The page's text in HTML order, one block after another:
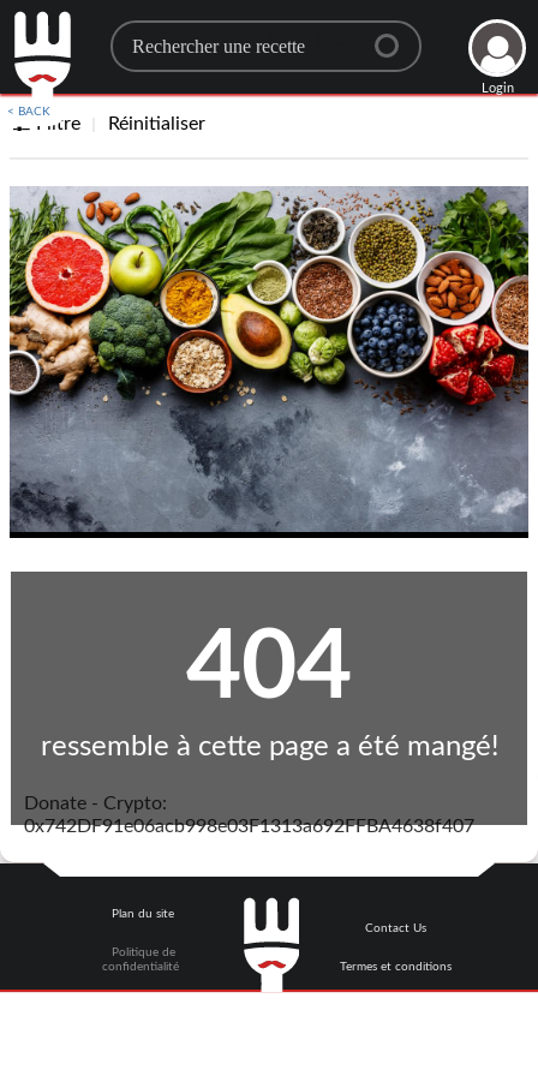
Search for a recipe
Login
Filtre Réinitialiser
< BACK
404
ressemble à cette page a été mangé!
Donate - Crypto:
0x742DF91e06acb998e03F1313a692FFBA4638f407
Plan du site
Politique de
confidentialité
Contact Us
Termes et conditions